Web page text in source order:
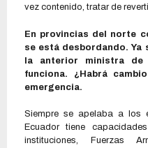
vez contenido, tratar de
En provincias del norte
se está desbordando. Ya
la anterior ministra
funciona. ¿Habrá
emergencia.
Siempre se apelaba a los
Ecuador tiene
instituciones, Fuerzas